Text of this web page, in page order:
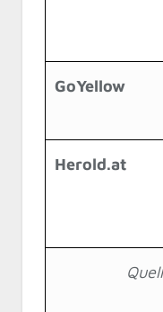
GoYellow
Herold.at